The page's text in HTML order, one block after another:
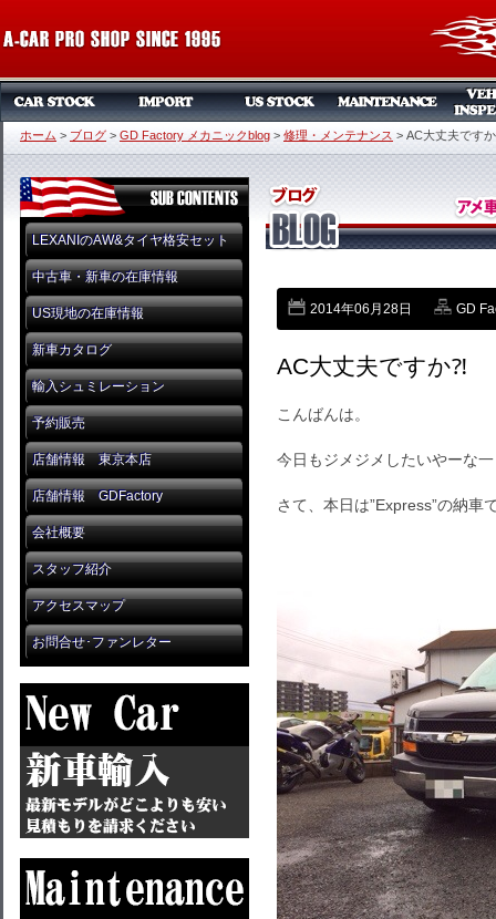
ホーム > ブログ > GD Factory メカニックblog > 修理・メンテナンス > AC大丈夫です
LEXANIのAW&タイヤ格安セット
中古車・新車の在庫情報
US現地の在庫情報
新車カタログ
輸入シュミレーション
予約販売
店舗情報 東京本店
店舗情報 GDFactory
会社概要
スタッフ紹介
アクセスマップ
お問合せ･ファンレター
2014年06月28日 GD
AC大丈夫ですか⁈
こんばんは。
今日もジメジメしたいやーな
さて、本日は”Express”の納車